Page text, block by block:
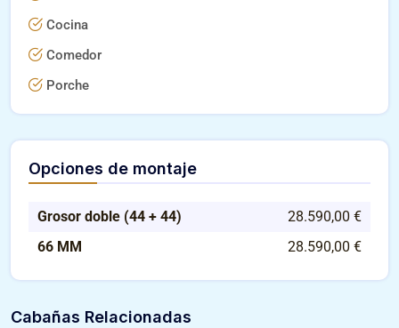
Cocina
Comedor
Porche
Opciones de montaje
Grosor doble (44 + 44)
28.590,00 €
66 MM
28.590,00 €
Cabañas Relacionadas